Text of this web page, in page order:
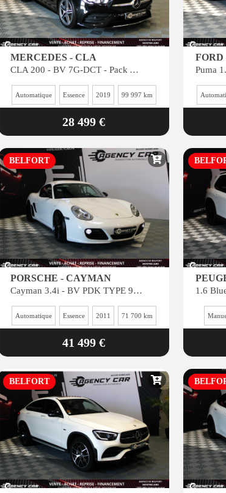
MERCEDES - CLA
CLA 200 - BV 7G-DCT - Pack AMG - Edition 1 - Très bon état
Automatique Essence 2019 99 997 km
28 499 €
FORD
BELFORT
PORSCHE - CAYMAN
Cayman 3.4i - BV PDK TYPE 987 II COUPE S
Automatique Essence 2011 71 700 km
41 499 €
BELFORT